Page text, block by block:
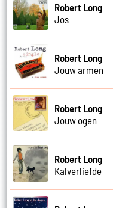
Robert Long
Jos
Robert Long
Jouw armen
Robert Long
Jouw ogen
Robert Long
Kalverliefde